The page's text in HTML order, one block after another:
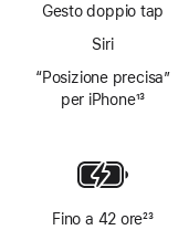
Gesto doppio tap
Siri
“Posizione precisa”
per iPhone13
Fino a 42 ore23